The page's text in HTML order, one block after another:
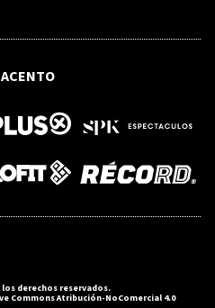
Latina
los derechos reservados.
Commons Atribución-NoComercial 4.0